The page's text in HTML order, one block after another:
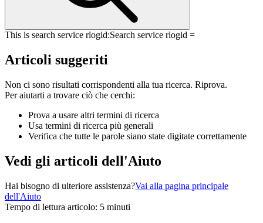
This is search service rlogid:Search service rlogid =
Articoli suggeriti
Non ci sono risultati corrispondenti alla tua ricerca. Riprova.
Per aiutarti a trovare ciò che cerchi:
Prova a usare altri termini di ricerca
Usa termini di ricerca più generali
Verifica che tutte le parole siano state digitate correttamente
Vedi gli articoli dell'Aiuto
Hai bisogno di ulteriore assistenza?Vai alla pagina principale
dell'Aiuto
Tempo di lettura articolo: 5 minuti